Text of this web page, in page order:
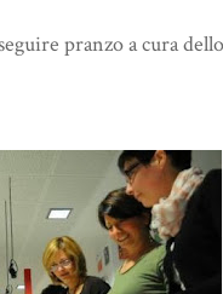
pranzo a cura